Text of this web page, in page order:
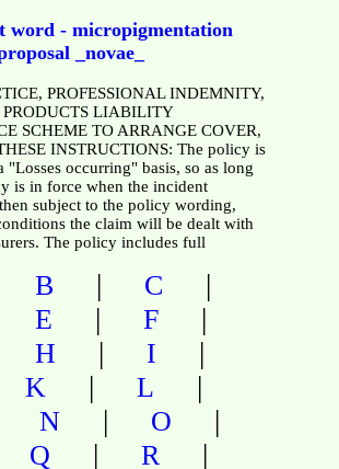
word - micropigmentation
_novae_
PROFESSIONAL INDEMNITY,
LIABILITY
SCHEME TO ARRANGE COVER,
INSTRUCTIONS: The policy is
"Losses occurring" basis, so as long
is in force when the incident
subject to the policy wording,
the claim will be dealt with
The policy includes full
B | C |
E | F |
H | I |
K | L |
N | O |
Q | R |